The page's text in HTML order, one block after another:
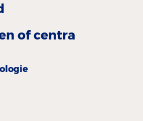
of centra